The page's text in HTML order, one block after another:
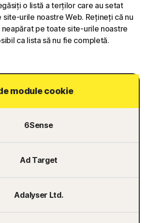
o listă a terților care au setat
urile noastre Web. Rețineți că nu
pe toate site-urile noastre
ca lista să nu fie completă.
module cookie
6Sense
Ad Target
Adalyser Ltd.